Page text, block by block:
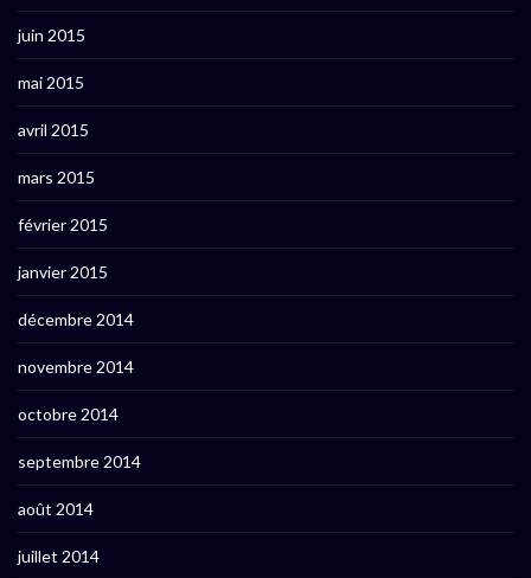
juin 2015
mai 2015
avril 2015
mars 2015
février 2015
janvier 2015
décembre 2014
novembre 2014
octobre 2014
septembre 2014
août 2014
juillet 2014